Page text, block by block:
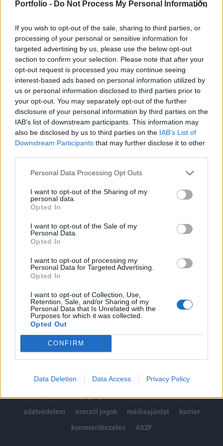
Portfolio - Do Not Process My Personal Information
If you wish to opt-out of the sale, sharing to third parties, or
processing of your personal or sensitive information for
targeted advertising by us, please use the below opt-out
section to confirm your selection. Please note that after your
opt-out request is processed you may continue seeing
interest-based ads based on personal information utilized by
us or personal information disclosed to third parties prior to
your opt-out. You may separately opt-out of the further
disclosure of your personal information by third parties on the
IAB’s list of downstream participants. This information may
also be disclosed by us to third parties on the IAB’s List of
Downstream Participants that may further disclose it to other
Personal Data Processing Opt Outs
I want to opt-out of the Sharing of my
personal data.
Opted In
I want to opt-out of the Sale of my
Personal Data.
Opted In
I want to opt-out of processing my
Personal Data for Targeted Advertising.
Opted In
I want to opt-out of Collection, Use,
Retention, Sale, and/or Sharing of my
Personal Data that Is Unrelated with the
Purposes for which it was collected.
Opted Out
CONFIRM
Data Deletion Data Access Privacy Policy
jelentette be a NATO légi műveleti irányítási
A gépek feladata hivatalosan az lesz, hogy a szövetséges
erők készültségi szintjét növeljék, tréningezzenek más
NATO-képességekkel és a különféle országok katonai
rendszerei közti integrációt fejlesszék. Valójában abszolút
nem kizárható, hogy a bombázók átcsoportosítása része
Donald Trump amerikai elnök nyomásgyakorlási
stratégiájának: a politikus az elmúlt...
KEDVES OLVASÓNK!
A keresett cikk a portfolio.hu hírarchívumához
tartozik, melynek olvasása előfizetéses
Az előfizetés a következőket tartalmazza:
Kötéslisták: BÉT elmúlt 2 év napon belüli
kötéslistái
Előfizetés
MÁR ELŐFIZETŐNK VAGY?BEJELENTKEZÉS
© 2026 Portfolio
impresszum
jogi nyilatkozat
süti beállítások
adatvédelem
szerzői jogok médiaajánlat
karrier
kommentkezelés
ÁSZF